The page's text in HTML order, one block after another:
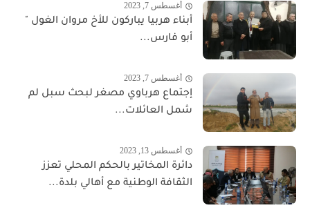
أغسطس 7, 2023
أبناء هربيا يباركون للأخ مروان الغول "
أبو فارس...
أغسطس 7, 2023
إجتماع هرباوي مصغر لبحث سبل لم
شمل العائلات...
أغسطس 13, 2023
دائرة المخاتير بالحكم المحلي تعزز
الثقافة الوطنية مع أهالي بلدة...